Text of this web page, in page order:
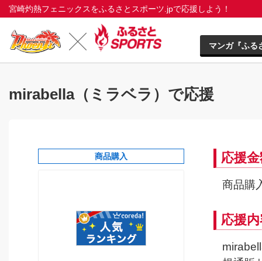
宮崎灼熱フェニックスをふるさとスポーツ.jpで応援しよう！
マンガ『ふる
mirabella（ミラベラ）で応援
商品購入 応援
商品購
応援